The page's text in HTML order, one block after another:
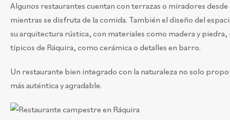
Algunos restaurantes cuentan con terrazas o miradores
mientras se disfruta de la comida. También el diseño del
su arquitectura rústica, con materiales como madera y
típicos de Ráquira, como cerámica o detalles en barro.
Un restaurante bien integrado con la naturaleza no solo
más auténtica y agradable.